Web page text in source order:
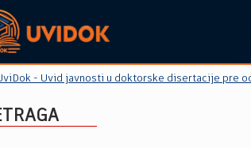
- Uvid javnosti u doktorske disertacije pre